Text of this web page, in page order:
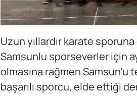
Uzun yıllardır karate
Samsunlu sporseverler için
olmasına rağmen
başarılı sporcu, elde ettiği